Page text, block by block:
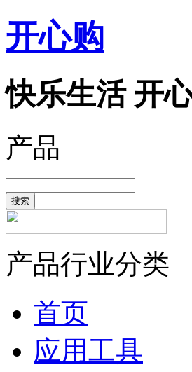
开心购
快乐生活 开
产品
搜索
产品行业分类
首页
应用工具